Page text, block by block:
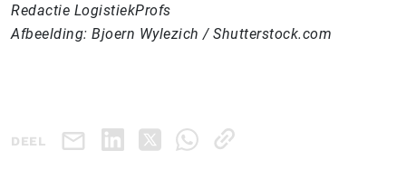
Redactie LogistiekProfs
Afbeelding: Bjoern Wylezich / Shutterstock.com
DEEL